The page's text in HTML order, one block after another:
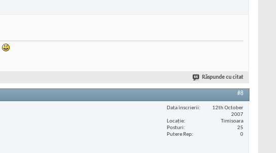
Răspunde cu citat
#8
Data înscrierii
12th October
2007
Locaţie
Timisoara
Posturi
25
Putere Rep
0